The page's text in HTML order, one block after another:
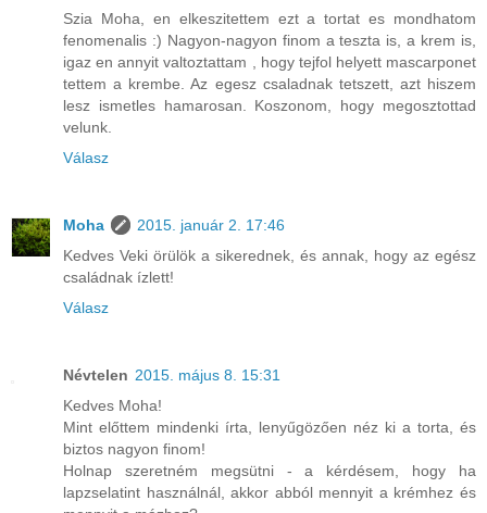
Szia Moha, en elkeszitettem ezt a tortat es mondhatom
fenomenalis :) Nagyon-nagyon finom a teszta is, a krem is,
igaz en annyit valtoztattam , hogy tejfol helyett mascarponet
tettem a krembe. Az egesz csaladnak tetszett, azt hiszem
lesz ismetles hamarosan. Koszonom, hogy megosztottad
velunk.
Válasz
Moha
2015. január 2. 17:46
Kedves Veki örülök a sikerednek, és annak, hogy az egész
családnak ízlett!
Válasz
Névtelen 2015. május 8. 15:31
Kedves Moha!
Mint előttem mindenki írta, lenyűgözően néz ki a torta, és
biztos nagyon finom!
Holnap szeretném megsütni - a kérdésem, hogy ha
lapzselatint használnál, akkor abból mennyit a krémhez és